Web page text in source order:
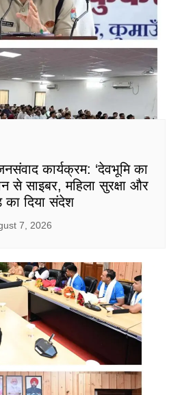
कार्यक्रम: ‘देवभूमि का
से साइबर, महिला सुरक्षा और
का दिया संदेश
7, 2026